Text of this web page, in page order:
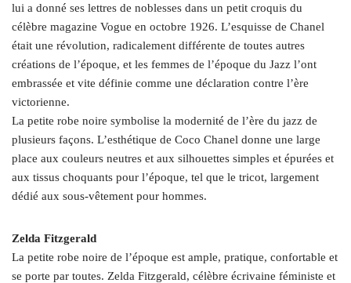
lui a donné ses lettres de noblesses dans un petit croquis du
célèbre magazine Vogue en octobre 1926. L’esquisse de Chanel
était une révolution, radicalement différente de toutes autres
créations de l’époque, et les femmes de l’époque du Jazz l’ont
embrassée et vite définie comme une déclaration contre l’ère
victorienne.
La petite robe noire symbolise la modernité de l’ère du jazz de
plusieurs façons. L’esthétique de Coco Chanel donne une large
place aux couleurs neutres et aux silhouettes simples et épurées et
aux tissus choquants pour l’époque, tel que le tricot, largement
dédié aux sous-vêtement pour hommes.
Zelda Fitzgerald
La petite robe noire de l’époque est ample, pratique, confortable et
se porte par toutes. Zelda Fitzgerald, célèbre écrivaine féministe et